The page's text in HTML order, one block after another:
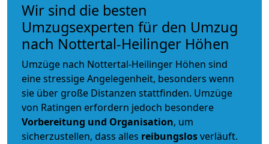
Wir sind die besten
Umzugsexperten für den Umzug
nach Nottertal-Heilinger Höhen
Umzüge nach Nottertal-Heilinger Höhen sind
eine stressige Angelegenheit, besonders wenn
sie über große Distanzen stattfinden. Umzüge
von Ratingen erfordern jedoch besondere
Vorbereitung und Organisation, um
sicherzustellen, dass alles reibungslosverläuft.